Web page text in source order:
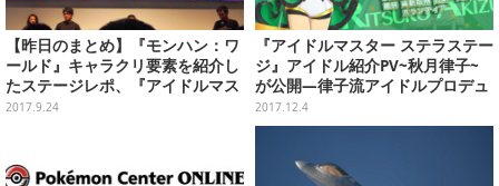
【昨日のまとめ】『モンハン：ワ
ールド』キャラクリ要素を紹介し
たステージレポ、『アイドルマス
ター ステラステージ』新人アイド
始…など(9/23)
2017.9.24
『アイドルマスター ステラステー
ジ』アイドル紹介PV~秋月律子~
が公開―律子流アイドルプロデュ
ースで自分自身をプロデュース！
2017.12.4